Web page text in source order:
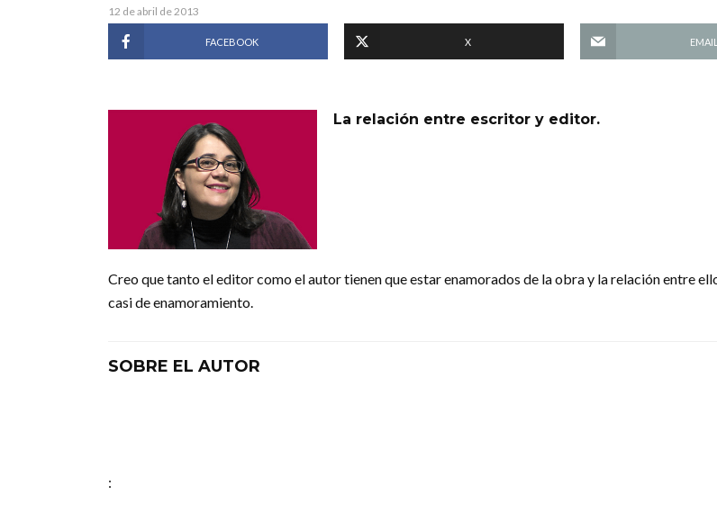
12 de abril de 2013
FACEBOOK X EMAIL
La relación entre escritor y editor.
Creo que tanto el editor como el autor tienen que estar enamorados de la obra y la relación entre
casi de enamoramiento.
SOBRE EL AUTOR
: